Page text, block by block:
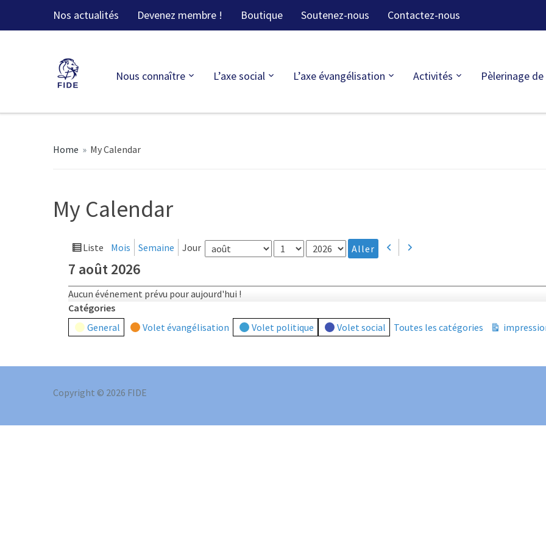
Nos actualités Devenez membre ! Boutique Soutenez-nous Contactez-nous
Nous connaître L’axe social L’axe évangélisation Activités Pèlerinage
Home » My Calendar
My Calendar
Vue
en
Liste Mois Semaine Jour Mois Jour Année Précédent
Suivant
7 août 2026
Aucun événement prévu pour aujourd'hui !
Catégories
General
Volet évangélisation Volet politique Volet social Toutes les catégories Vue
Copyright © 2026 FIDE